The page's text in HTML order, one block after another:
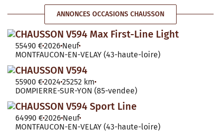
ANNONCES OCCASIONS CHAUSSON
CHAUSSON V594 Max First-Line Light
55490 €2026 Neuf
MONTFAUCON-EN-VELAY (43-haute-loire)
CHAUSSON V594
55900 €2024 25252 km
DOMPIERRE-SUR-YON (85-vendee)
CHAUSSON V594 Sport Line
64990 €2026 Neuf
MONTFAUCON-EN-VELAY (43-haute-loire)